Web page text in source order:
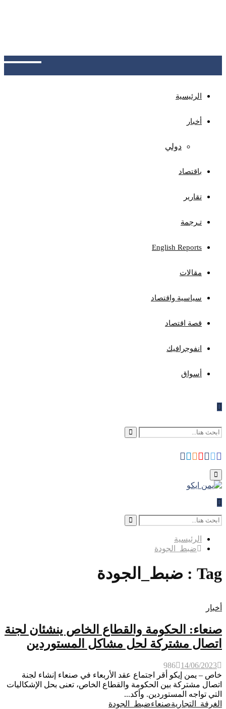
الرئيسية
أخبار
دولي
باقتصاد
تقارير
تـرجمة
English Reports
مقالات
سياسية واقتصاد
قصة اقتصاد
انفوجرافيك
أسواق
Search
for:
Search
Facebook
Twitter
Instagram
Youtube
Rss
Telegram
Whatsapp
Primary
Menu
Search
for:
Search
الرئيسية
ضبط_الجودة
Tag : ضبط_الجودة
أخبار
صنعاء: الحكومة والقطاع الخاص ينشئان لجنة
اتصال مشتركة لحل مشاكل المستوردين
14/06/2023
986
خاص – يمن إيكو أقر اجتماع عقد الأربعاء في صنعاء إنشاء لجنة
اتصال مشتركة بين الحكومة والقطاع الخاص، تعنى بحل الإشكاليات
التي تواجه المستوردين. وأكد...
الغرفة_التجاريةصنعاءضبط_الجودة